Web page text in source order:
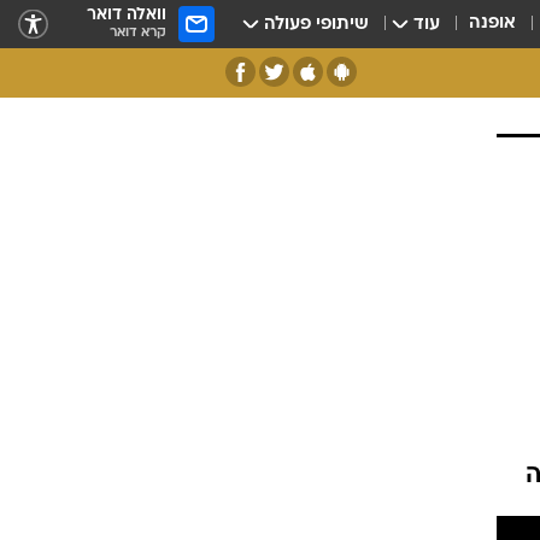
אופנה עוד שיתופי פעולה וואלה דואר
קרא דואר